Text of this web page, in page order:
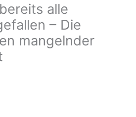
alle
– Die
mangelnder